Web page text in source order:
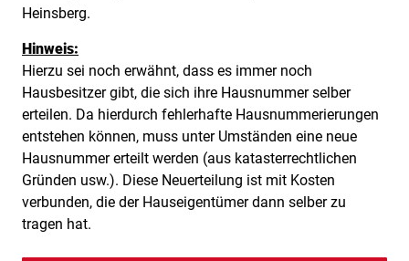
Heinsberg.
Hinweis:
Hierzu sei noch erwähnt, dass es immer noch
Hausbesitzer gibt, die sich ihre Hausnummer selber
erteilen. Da hierdurch fehlerhafte Hausnummerierungen
entstehen können, muss unter Umständen eine neue
Hausnummer erteilt werden (aus katasterrechtlichen
Gründen usw.). Diese Neuerteilung ist mit Kosten
verbunden, die der Hauseigentümer dann selber zu
tragen hat.